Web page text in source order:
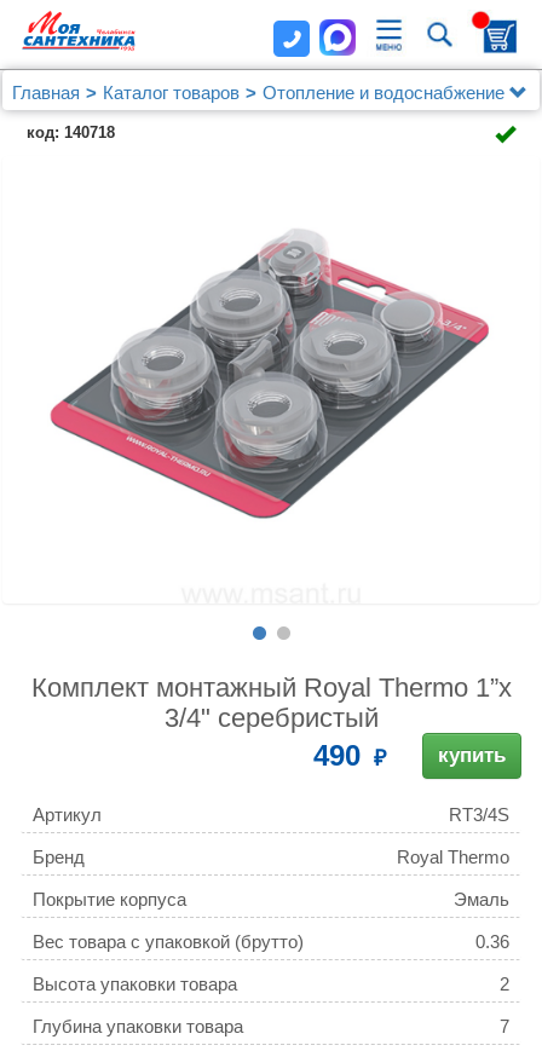
Главная Каталог товаров
Отопление и водоснабжение
Присоединительные наборы для радиаторов
Комплект монтажный Royal Thermo 1”х 3/4"
код: 140718
Комплект монтажный Royal Thermo 1”х
3/4" серебристый
490 купить
Артикул RT3/4S
Бренд Royal Thermo
Покрытие корпуса Эмаль
Вес товара с упаковкой (брутто) 0.36
Высота упаковки товара 2
Глубина упаковки товара 7